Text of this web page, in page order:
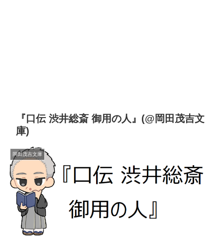
『口伝 渋井総斎 御用の人』(@岡田茂吉文
庫)
岡田茂吉文庫